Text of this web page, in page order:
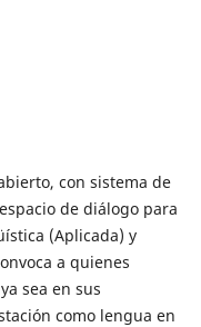
con sistema de
de diálogo para
(Aplicada) y
a quienes
sea en sus
como lengua en